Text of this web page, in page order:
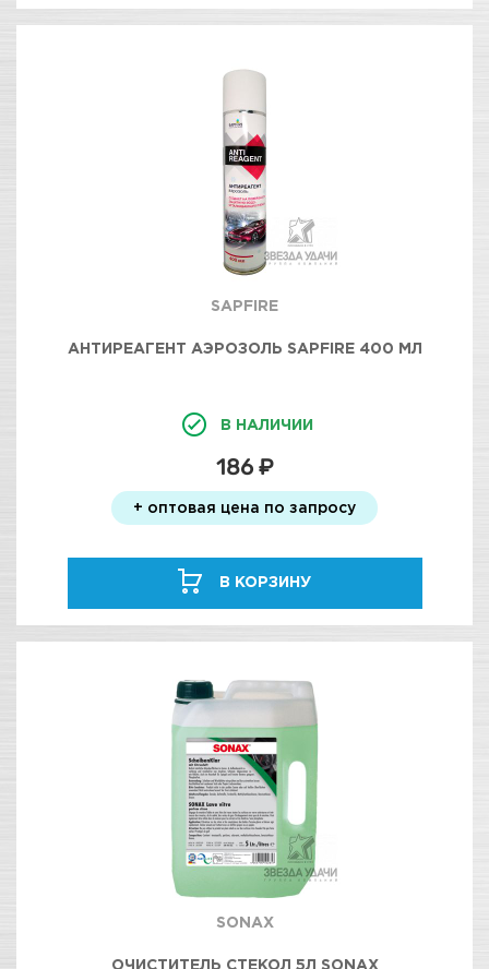
SAPFIRE
АНТИРЕАГЕНТ АЭРОЗОЛЬ SAPFIRE 400 МЛ
В НАЛИЧИИ
186 ₽
+ оптовая цена по запросу
В КОРЗИНУ
SONAX
ОЧИСТИТЕЛЬ СТЕКОЛ 5Л SONAX